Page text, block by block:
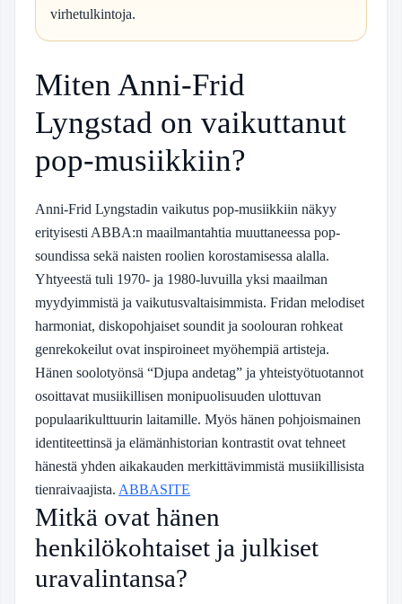
virhetulkintoja.
Miten Anni-Frid
Lyngstad on vaikuttanut
pop-musiikkiin?
Anni-Frid Lyngstadin vaikutus pop-musiikkiin näkyy
erityisesti ABBA:n maailmantahtia muuttaneessa pop-
soundissa sekä naisten roolien korostamisessa alalla.
Yhtyeestä tuli 1970- ja 1980-luvuilla yksi maailman
myydyimmistä ja vaikutusvaltaisimmista. Fridan melodiset
harmoniat, diskopohjaiset soundit ja soolouran rohkeat
genrekokeilut ovat inspiroineet myöhempiä artisteja.
Hänen soolotyönsä “Djupa andetag” ja yhteistyötuotannot
osoittavat musiikillisen monipuolisuuden ulottuvan
populaarikulttuurin laitamille. Myös hänen pohjoismainen
identiteettinsä ja elämänhistorian kontrastit ovat tehneet
hänestä yhden aikakauden merkittävimmistä musiikillisista
tienraivaajista. ABBASITE
Mitkä ovat hänen
henkilökohtaiset ja julkiset
uravalintansa?